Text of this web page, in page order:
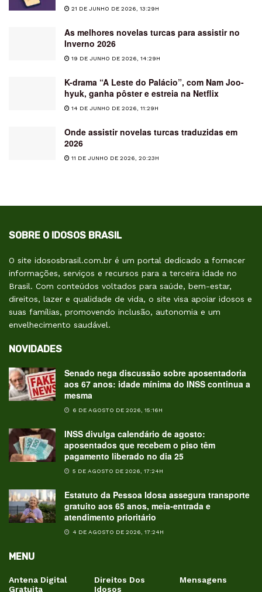
21 DE JUNHO DE 2026, 13:29H
As melhores novelas turcas para assistir no
Inverno 2026
19 DE JUNHO DE 2026, 14:29H
K-drama “A Leste do Palácio”, com Nam Joo-
hyuk, ganha pôster e estreia na Netflix
14 DE JUNHO DE 2026, 11:29H
Onde assistir novelas turcas traduzidas em
2026
11 DE JUNHO DE 2026, 20:23H
SOBRE O IDOSOS BRASIL
O site idososbrasil.com.br é um portal dedicado a fornecer
informações, serviços e recursos para a terceira idade no
Brasil. Com conteúdos voltados para saúde, bem-estar,
direitos, lazer e qualidade de vida, o site visa apoiar idosos e
suas famílias, promovendo inclusão, autonomia e um
envelhecimento saudável.
NOVIDADES
Senado nega discussão sobre aposentadoria
aos 67 anos: idade mínima do INSS continua a
mesma
6 DE AGOSTO DE 2026, 15:16H
INSS divulga calendário de agosto:
aposentados que recebem o piso têm
pagamento liberado no dia 25
5 DE AGOSTO DE 2026, 17:24H
Estatuto da Pessoa Idosa assegura transporte
gratuito aos 65 anos, meia-entrada e
atendimento prioritário
4 DE AGOSTO DE 2026, 17:24H
MENU
Antena Digital
Gratuita
Direitos Dos
Idosos
Mensagens